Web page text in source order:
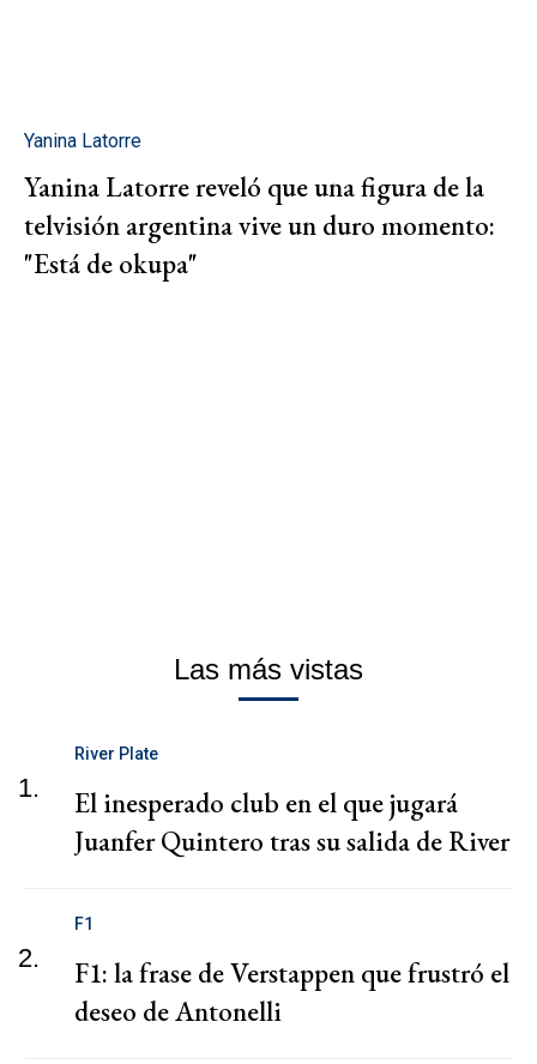
Yanina Latorre
Yanina Latorre reveló que una figura de la
telvisión argentina vive un duro momento:
"Está de okupa"
Las más vistas
1.
River Plate
El inesperado club en el que jugará
Juanfer Quintero tras su salida de River
2.
F1
F1: la frase de Verstappen que frustró el
deseo de Antonelli